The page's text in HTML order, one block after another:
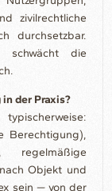
zivilrechtliche
durchsetzbar.
schwächt die
der Praxis?
Berechtigung),
regelmäßige
Objekt und
sein — von der